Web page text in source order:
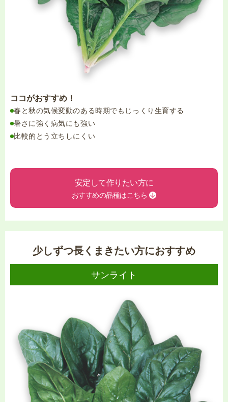
ココがおすすめ！
春と秋の気候変動のある時期でもじっくり生育する
暑さに強く病気にも強い
比較的とう立ちしにくい
安定して作りたい方に
おすすめの品種はこちら
少しずつ長くまきたい方におすすめ
サンライト